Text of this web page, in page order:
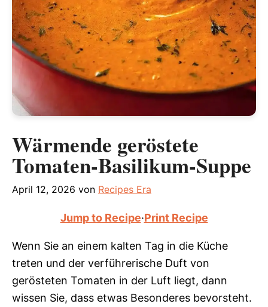
Wärmende geröstete
Tomaten-Basilikum-Suppe
April 12, 2026 von Recipes Era
Jump to Recipe·Print Recipe
Wenn Sie an einem kalten Tag in die Küche
treten und der verführerische Duft von
gerösteten Tomaten in der Luft liegt, dann
wissen Sie, dass etwas Besonderes bevorsteht.